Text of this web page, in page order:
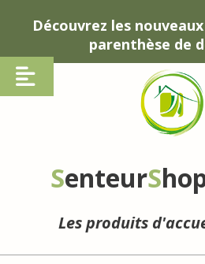
Découvrez les
parenthèse de
SenteurS
Les produits